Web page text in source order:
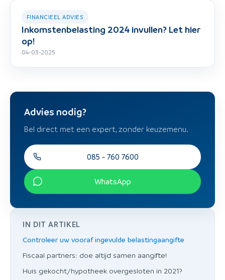
FINANCIEEL ADVIES
Inkomstenbelasting 2024 invullen? Let hier
op!
04-03-2025
IN DIT ARTIKEL
Controleer uw vooraf ingevulde belastingaangifte
Fiscaal partners: doe altijd samen aangifte!
Huis gekocht/hypotheek overgesloten in 2021?
Advies nodig?
Bel direct met een expert, zonder keuzemenu.
085 - 760 7600
WhatsApp